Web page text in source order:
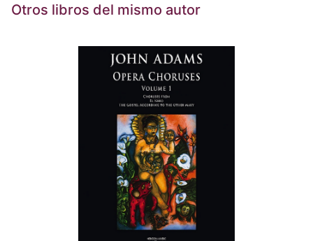
Otros libros del mismo autor